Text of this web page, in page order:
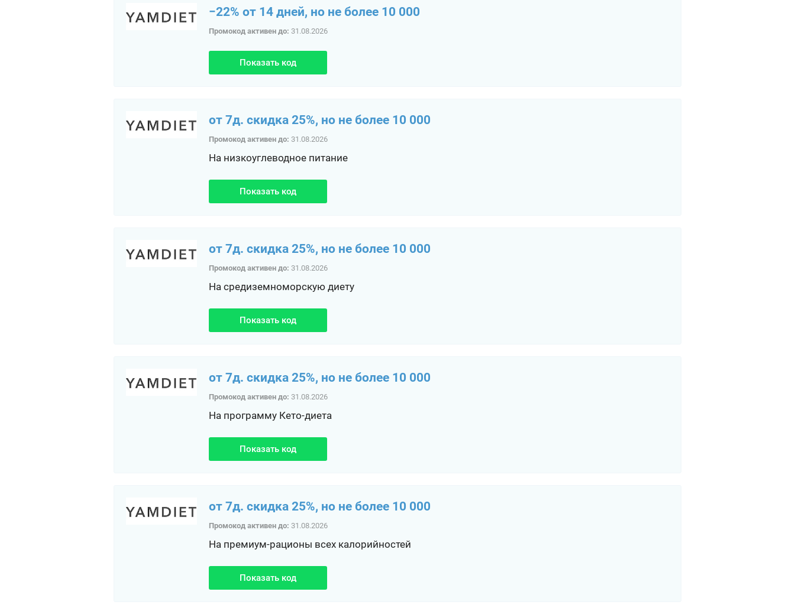
−22% от 14 дней, но не более 10 000
Промокод активен до: 31.08.2026
Показать код
от 7д. скидка 25%, но не более 10 000
Промокод активен до: 31.08.2026
На низкоуглеводное питание
Показать код
от 7д. скидка 25%, но не более 10 000
Промокод активен до: 31.08.2026
На средиземноморскую диету
Показать код
от 7д. скидка 25%, но не более 10 000
Промокод активен до: 31.08.2026
На программу Кето-диета
Показать код
от 7д. скидка 25%, но не более 10 000
Промокод активен до: 31.08.2026
На премиум-рационы всех калорийностей
Показать код